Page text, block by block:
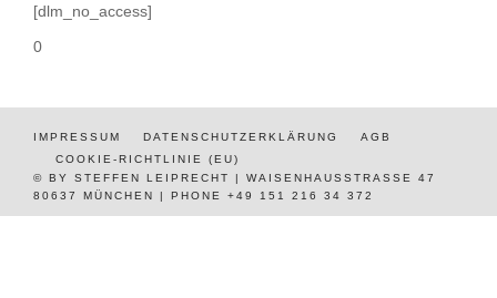
[dlm_no_access]
0
IMPRESSUM DATENSCHUTZERKLÄRUNG
AGB
COOKIE-RICHTLINIE (EU)
© BY STEFFEN LEIPRECHT | WAISENHAUSSTRASSE 47
80637 MÜNCHEN | PHONE +49 151 216 34 372